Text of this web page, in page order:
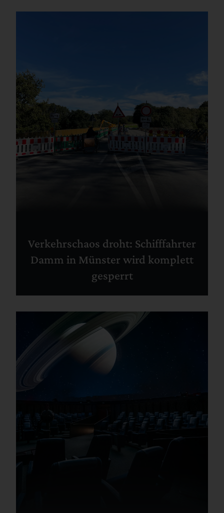
Verkehrschaos droht: Schifffahrter
Damm in Münster wird komplett
gesperrt